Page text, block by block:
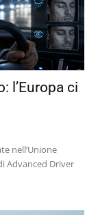
l’Europa ci
nell’Unione
Advanced Driver